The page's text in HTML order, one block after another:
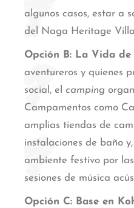
algunos casos, estar a
del Naga Heritage
Opción B: La Vida de
aventureros y quienes
social, elcamping
Campamentos como
amplias tiendas de
instalaciones de baño
ambiente festivo por
sesiones de música
Opción C: Base en